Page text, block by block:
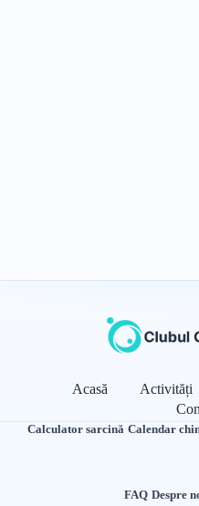
Acasă Activități
Calculator sarcină·Calendar
FAQ·Despre